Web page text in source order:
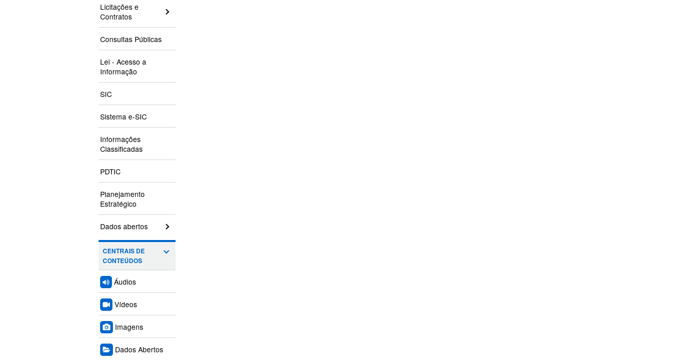
Licitações e
Contratos
Consultas Públicas
Lei - Acesso a
Informação
SIC
Sistema e-SIC
Informações
Classificadas
PDTIC
Planejamento
Estratégico
Dados abertos
CENTRAIS DE
CONTEÚDOS
Áudios
Vídeos
Imagens
Dados Abertos